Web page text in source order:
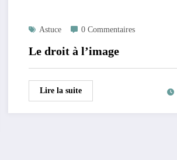
Astuce 0 Commentaires
Le droit à l’image
Lire la suite